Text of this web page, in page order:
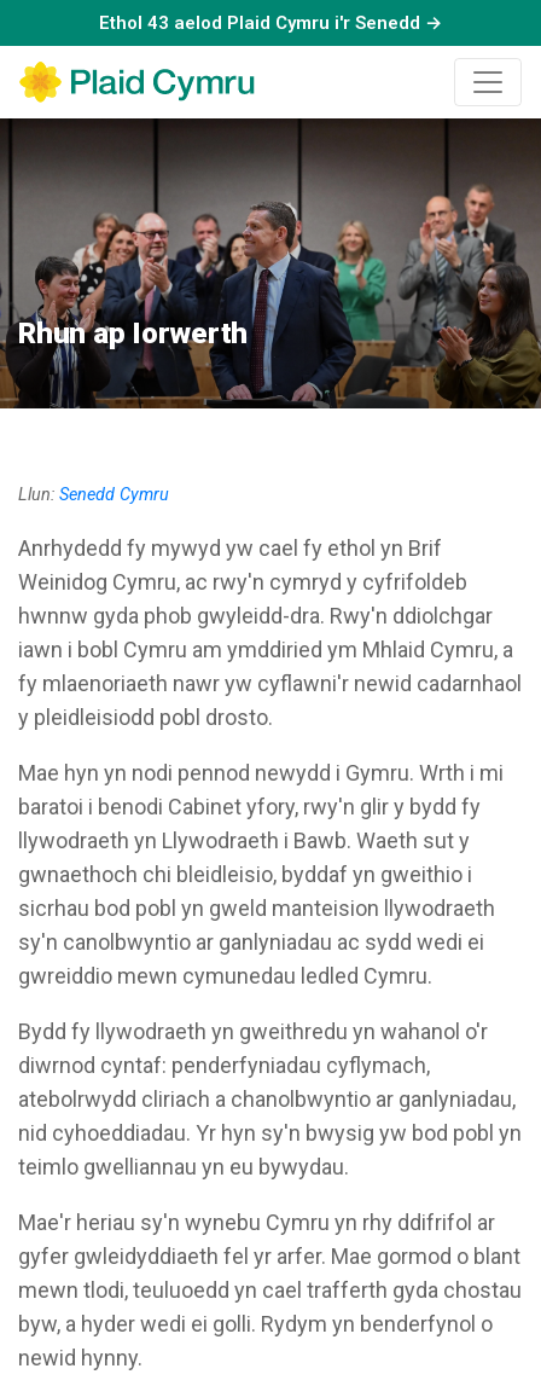
Ethol 43 aelod Plaid Cymru i'r Senedd →
Rhun ap Iorwerth
Llun: Senedd Cymru
Anrhydedd fy mywyd yw cael fy ethol yn Brif
Weinidog Cymru, ac rwy'n cymryd y cyfrifoldeb
hwnnw gyda phob gwyleidd-dra. Rwy'n ddiolchgar
iawn i bobl Cymru am ymddiried ym Mhlaid Cymru, a
fy mlaenoriaeth nawr yw cyflawni'r newid cadarnhaol
y pleidleisiodd pobl drosto.
Mae hyn yn nodi pennod newydd i Gymru. Wrth i mi
baratoi i benodi Cabinet yfory, rwy'n glir y bydd fy
llywodraeth yn Llywodraeth i Bawb. Waeth sut y
gwnaethoch chi bleidleisio, byddaf yn gweithio i
sicrhau bod pobl yn gweld manteision llywodraeth
sy'n canolbwyntio ar ganlyniadau ac sydd wedi ei
gwreiddio mewn cymunedau ledled Cymru.
Bydd fy llywodraeth yn gweithredu yn wahanol o'r
diwrnod cyntaf: penderfyniadau cyflymach,
atebolrwydd cliriach a chanolbwyntio ar ganlyniadau,
nid cyhoeddiadau. Yr hyn sy'n bwysig yw bod pobl yn
teimlo gwelliannau yn eu bywydau.
Mae'r heriau sy'n wynebu Cymru yn rhy ddifrifol ar
gyfer gwleidyddiaeth fel yr arfer. Mae gormod o blant
mewn tlodi, teuluoedd yn cael trafferth gyda chostau
byw, a hyder wedi ei golli. Rydym yn benderfynol o
newid hynny.